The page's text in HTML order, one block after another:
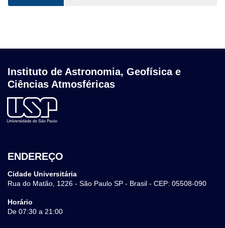
Instituto de Astronomia, Geofísica e
Ciências Atmosféricas
ENDEREÇO
Cidade Universitária
Rua do Matão, 1226 - São Paulo SP - Brasil - CEP: 05508-090
Horário
De 07:30 a 21:00